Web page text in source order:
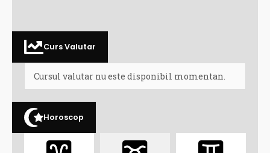
Curs Valutar
Cursul valutar nu este disponibil momentan.
Horoscop